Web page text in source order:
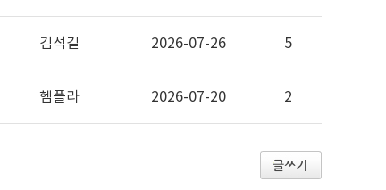
김석길 2026-07-26 5
헴플라 2026-07-20 2